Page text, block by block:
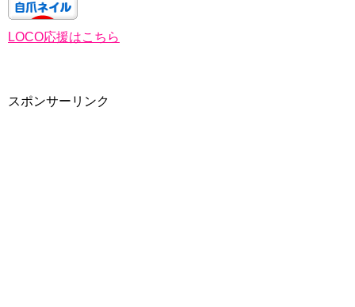
LOCO応援はこちら
スポンサーリンク